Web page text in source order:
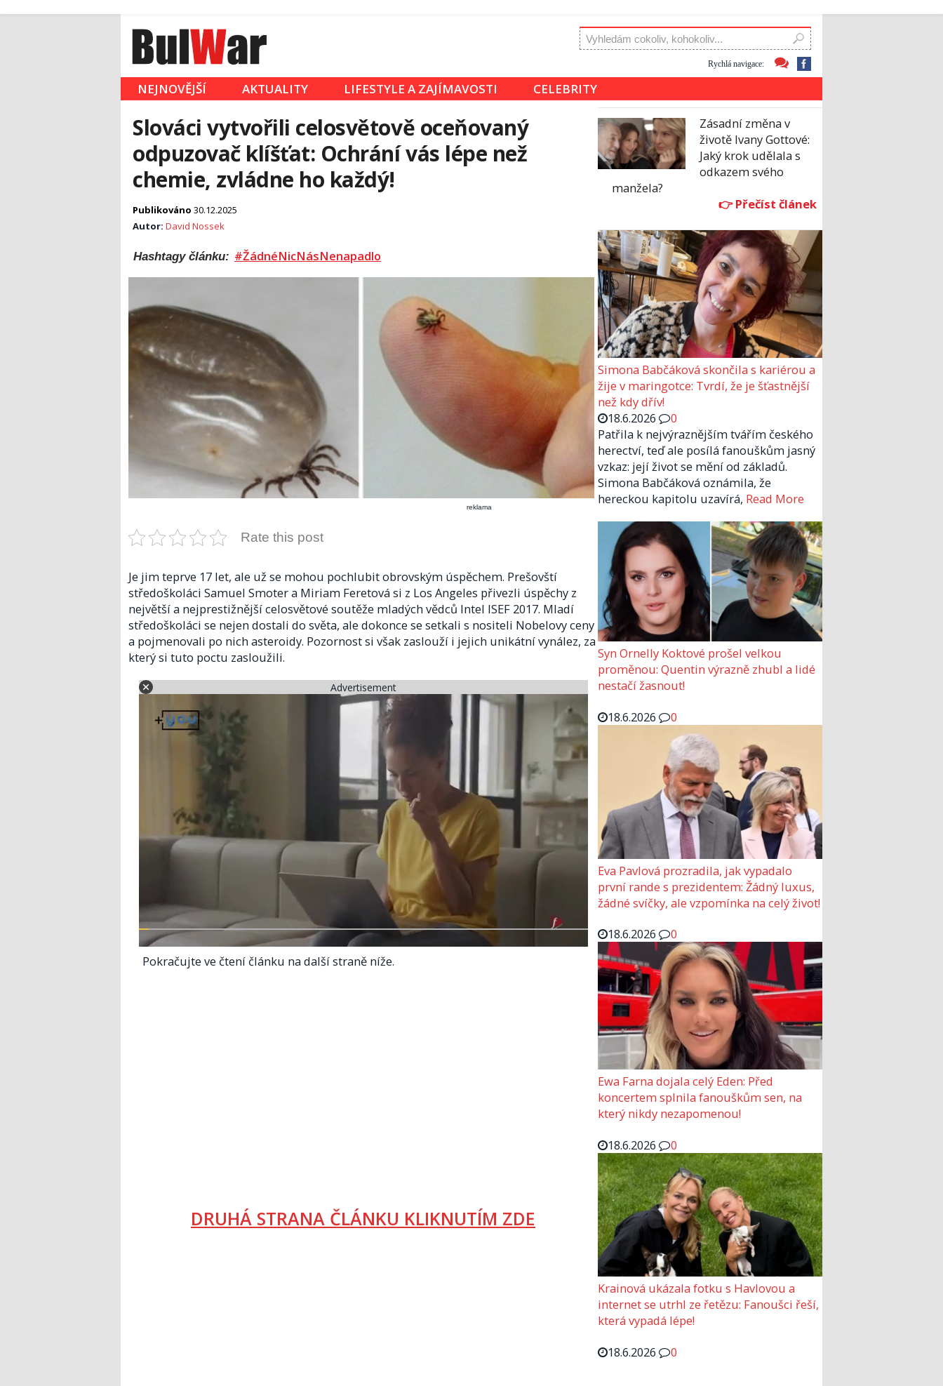
Rychlá navigace:
NEJNOVĚJŠÍ AKTUALITY LIFESTYLE A ZAJÍMAVOSTI CELEBRITY
Slováci vytvořili celosvětově oceňovaný
odpuzovač klíšťat: Ochrání vás lépe než
chemie, zvládne ho každý!
Publikováno 30.12.2025
Autor: David Nossek
Hashtagy článku: #ŽádnéNicNásNenapadlo
reklama
Rate this post
Je jim teprve 17 let, ale už se mohou pochlubit obrovským úspěchem. Prešovští
středoškoláci Samuel Smoter a Miriam Feretová si z Los Angeles přivezli úspěchy z
největší a nejprestižnější celosvětové soutěže mladých vědců Intel ISEF 2017. Mladí
středoškoláci se nejen dostali do světa, ale dokonce se setkali s nositeli Nobelovy ceny
a pojmenovali po nich asteroidy. Pozornost si však zaslouží i jejich unikátní vynález, za
který si tuto poctu zasloužili.
Advertisement
Pokračujte ve čtení článku na další straně níže.
DRUHÁ STRANA ČLÁNKU KLIKNUTÍM ZDE
Zásadní změna v
životě Ivany Gottové:
Jaký krok udělala s
odkazem svého
manžela?
Simona Babčáková skončila s kariérou a
žije v maringotce: Tvrdí, že je šťastnější
než kdy dřív!
18.6.2026
0
Patřila k nejvýraznějším tvářím českého
herectví, teď ale posílá fanouškům jasný
vzkaz: její život se mění od základů.
Simona Babčáková oznámila, že
hereckou kapitolu uzavírá, Read More
Syn Ornelly Koktové prošel velkou
proměnou: Quentin výrazně zhubl a lidé
nestačí žasnout!
18.6.2026
0
Eva Pavlová prozradila, jak vypadalo
první rande s prezidentem: Žádný luxus,
žádné svíčky, ale vzpomínka na celý život!
18.6.2026
0
Ewa Farna dojala celý Eden: Před
koncertem splnila fanouškům sen, na
který nikdy nezapomenou!
18.6.2026
0
Krainová ukázala fotku s Havlovou a
internet se utrhl ze řetězu: Fanoušci řeší,
která vypadá lépe!
18.6.2026
0